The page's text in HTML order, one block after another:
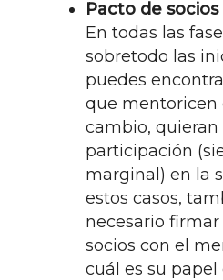
Pacto de
En todas las
sobretodo las
puedes
que mentoricen
cambio,
participación
marginal) en la
estos casos,
necesario
socios con el
cuál es su papel